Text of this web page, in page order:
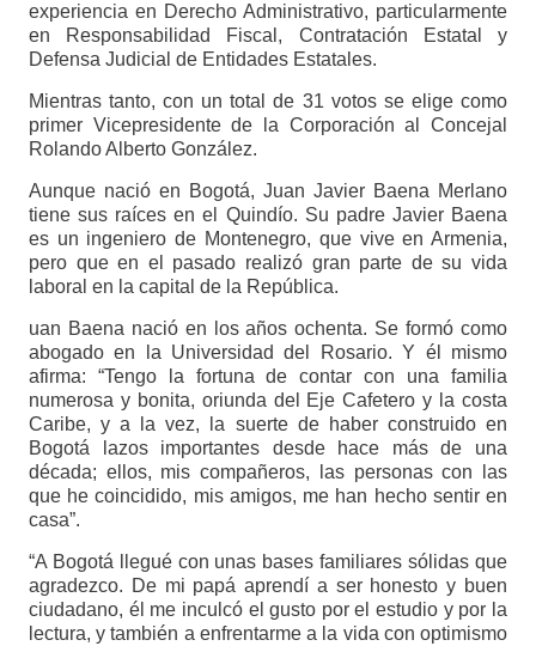
experiencia en Derecho Administrativo, particularmente
en Responsabilidad Fiscal, Contratación Estatal y
Defensa Judicial de Entidades Estatales.
Mientras tanto, con un total de 31 votos se elige como
primer Vicepresidente de la Corporación al Concejal
Rolando Alberto González.
Aunque nació en Bogotá, Juan Javier Baena Merlano
tiene sus raíces en el Quindío. Su padre Javier Baena
es un ingeniero de Montenegro, que vive en Armenia,
pero que en el pasado realizó gran parte de su vida
laboral en la capital de la República.
uan Baena nació en los años ochenta. Se formó como
abogado en la Universidad del Rosario. Y él mismo
afirma: “Tengo la fortuna de contar con una familia
numerosa y bonita, oriunda del Eje Cafetero y la costa
Caribe, y a la vez, la suerte de haber construido en
Bogotá lazos importantes desde hace más de una
década; ellos, mis compañeros, las personas con las
que he coincidido, mis amigos, me han hecho sentir en
casa”.
“A Bogotá llegué con unas bases familiares sólidas que
agradezco. De mi papá aprendí a ser honesto y buen
ciudadano, él me inculcó el gusto por el estudio y por la
lectura, y también a enfrentarme a la vida con optimismo